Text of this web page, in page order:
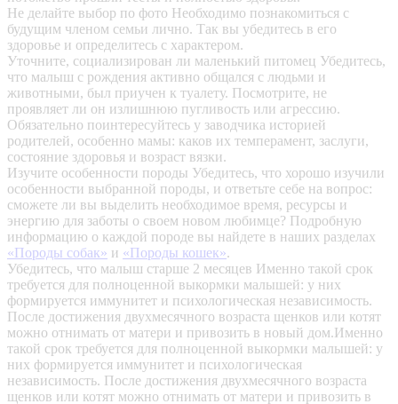
Не делайте выбор по фото Необходимо познакомиться с
будущим членом семьи лично. Так вы убедитесь в его
здоровье и определитесь с характером.
Уточните, социализирован ли маленький питомец Убедитесь,
что малыш с рождения активно общался с людьми и
животными, был приучен к туалету. Посмотрите, не
проявляет ли он излишнюю пугливость или агрессию.
Обязательно поинтересуйтесь у заводчика историей
родителей, особенно мамы: каков их темперамент, заслуги,
состояние здоровья и возраст вязки.
Изучите особенности породы Убедитесь, что хорошо изучили
особенности выбранной породы, и ответьте себе на вопрос:
сможете ли вы выделить необходимое время, ресурсы и
энергию для заботы о своем новом любимце? Подробную
информацию о каждой породе вы найдете в наших разделах
«Породы собак» и «Породы кошек».
Убедитесь, что малыш старше 2 месяцев Именно такой срок
требуется для полноценной выкормки малышей: у них
формируется иммунитет и психологическая независимость.
После достижения двухмесячного возраста щенков или котят
можно отнимать от матери и привозить в новый дом.Именно
такой срок требуется для полноценной выкормки малышей: у
них формируется иммунитет и психологическая
независимость. После достижения двухмесячного возраста
щенков или котят можно отнимать от матери и привозить в